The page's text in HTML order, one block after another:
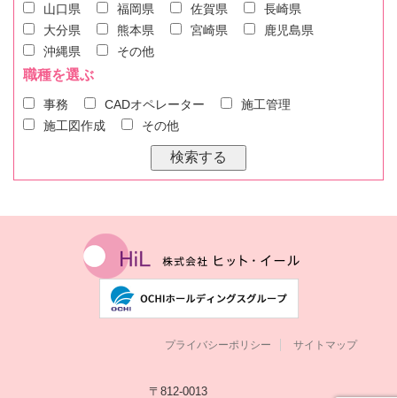
山口県 福岡県 佐賀県
長崎県
大分県
熊本県 宮崎県
鹿児島県
沖縄県
その他
職種を選ぶ
事務 CADオペレーター
施工管理
施工図作成
その他
プライバシーポリシー サイトマップ
〒812-0013